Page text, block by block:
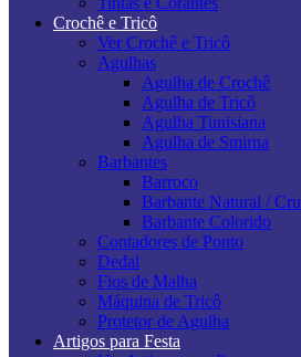
Crochê e Tricô
Ver Crochê e Tricô
Agulhas
Agulha de Crochê
Agulha de Tricô
Agulha Tunisiana
Agulha de Smirna
Barbantes
Barroco
Barbante Natural / Cru
Barbante Colorido
Contadores de Ponto
Dedal
Fios de Malha
Máquina de Tricô
Protetor de Agulha
Artigos para Festa